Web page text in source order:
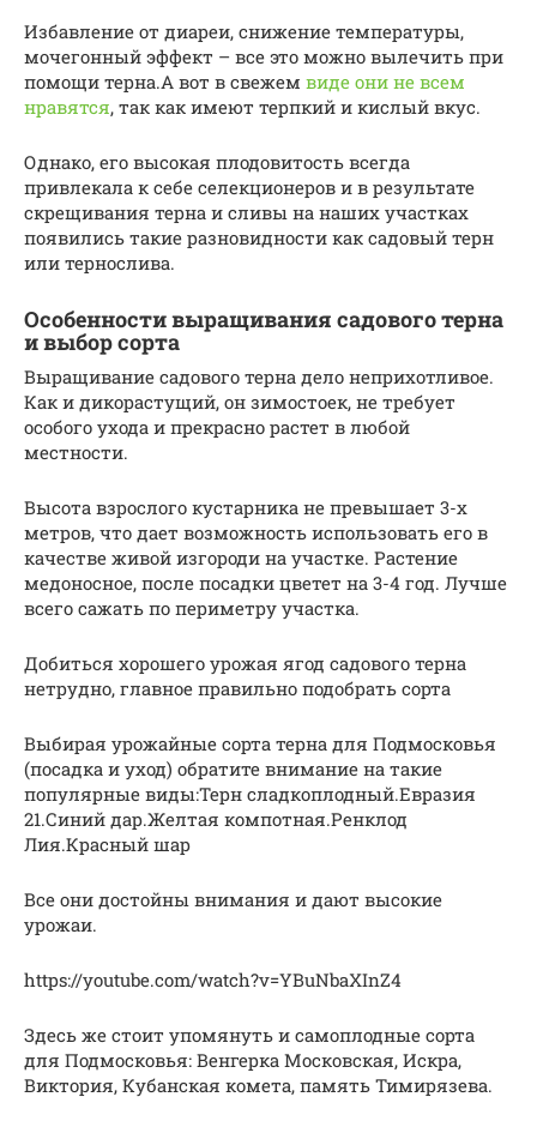
Избавление от диареи, снижение температуры,
мочегонный эффект – все это можно вылечить при
помощи терна.А вот в свежем виде они не всем
нравятся, так как имеют терпкий и кислый вкус.
Однако, его высокая плодовитость всегда
привлекала к себе селекционеров и в результате
скрещивания терна и сливы на наших участках
появились такие разновидности как садовый терн
или тернослива.
Особенности выращивания садового терна
и выбор сорта
Выращивание садового терна дело неприхотливое.
Как и дикорастущий, он зимостоек, не требует
особого ухода и прекрасно растет в любой
местности.
Высота взрослого кустарника не превышает 3-х
метров, что дает возможность использовать его в
качестве живой изгороди на участке. Растение
медоносное, после посадки цветет на 3-4 год. Лучше
всего сажать по периметру участка.
Добиться хорошего урожая ягод садового терна
нетрудно, главное правильно подобрать сорта
Выбирая урожайные сорта терна для Подмосковья
(посадка и уход) обратите внимание на такие
популярные виды:Терн сладкоплодный.Евразия
21.Синий дар.Желтая компотная.Ренклод
Лия.Красный шар
Все они достойны внимания и дают высокие
урожаи.
https://youtube.com/watch?v=YBuNbaXInZ4
Здесь же стоит упомянуть и самоплодные сорта
для Подмосковья: Венгерка Московская, Искра,
Виктория, Кубанская комета, память Тимирязева.